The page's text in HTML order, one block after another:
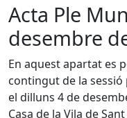
Acta Ple
desembre
En aquest apartat es
contingut de la
el dilluns 4 de
Casa de la Vila de